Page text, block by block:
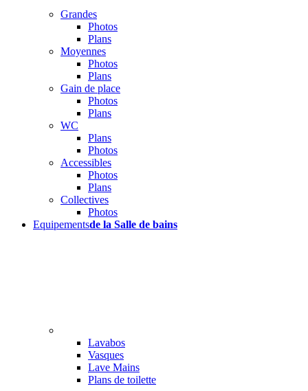
Grandes
Photos
Plans
Moyennes
Photos
Plans
Gain de place
Photos
Plans
WC
Plans
Photos
Accessibles
Photos
Plans
Collectives
Photos
Equipementsde la Salle de bains
Lavabos
Vasques
Lave Mains
Plans de toilette